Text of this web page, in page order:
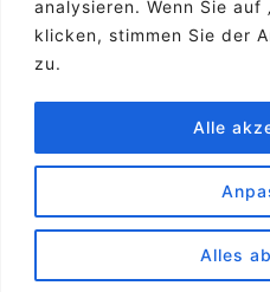
analysieren. Wenn Sie auf
klicken, stimmen Sie der
zu.
Alles
Alle
Kontakt
© 2026 Laurenz E. Kirchner